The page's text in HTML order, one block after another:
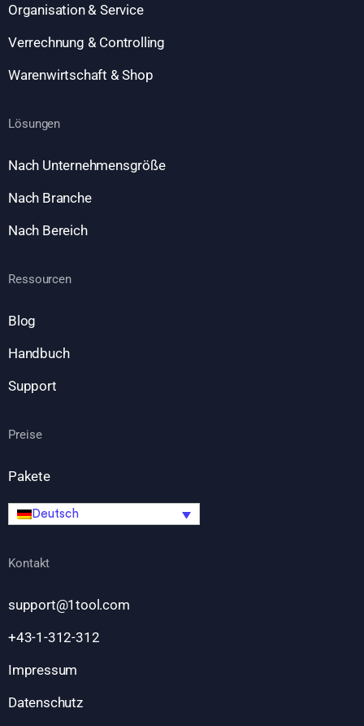
Organisation & Service
Verrechnung & Controlling
Warenwirtschaft & Shop
Lösungen
Nach Unternehmensgröße
Nach Branche
Nach Bereich
Ressourcen
Blog
Handbuch
Support
Preise
Pakete
Deutsch
Kontakt
support@1tool.com
+43-1-312-312
Impressum
Datenschutz